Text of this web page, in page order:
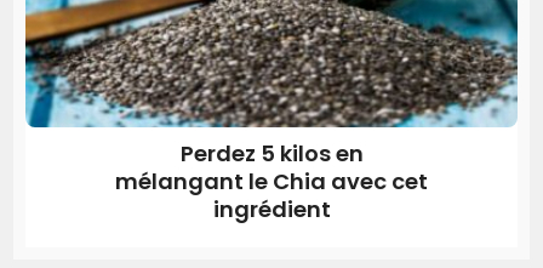
Perdez 5 kilos en
mélangant le Chia avec cet
ingrédient